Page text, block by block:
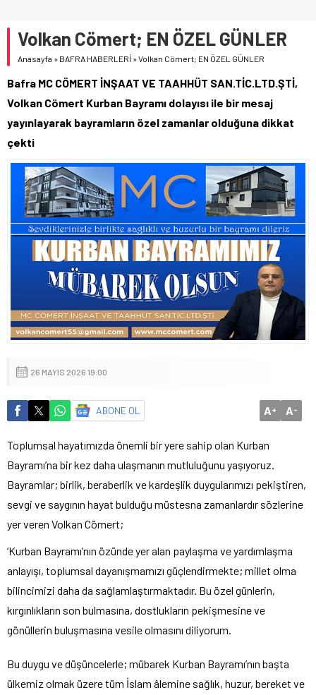
Volkan Cömert; EN ÖZEL GÜNLER
Anasayfa » BAFRA HABERLERİ »Volkan Cömert; EN ÖZEL GÜNLER
Bafra MC CÖMERT İNŞAAT VE TAAHHÜT SAN.TİC.LTD.ŞTİ,
Volkan Cömert Kurban Bayramı dolayısı ile bir mesaj
yayınlayarak bayramların özel zamanlar olduğuna dikkat
çekti
26 MAYIS 2026 19:00
ABONE OL A+ A-
Toplumsal hayatımızda önemli bir yere sahip olan Kurban
Bayramı’na bir kez daha ulaşmanın mutluluğunu yaşıyoruz.
Bayramlar; birlik, beraberlik ve kardeşlik duygularımızı pekiştiren,
sevgi ve saygının hayat bulduğu müstesna zamanlardır sözlerine
yer veren Volkan Cömert;
‘Kurban Bayramı’nın özünde yer alan paylaşma ve yardımlaşma
anlayışı, toplumsal dayanışmamızı güçlendirmekte; millet olma
bilincimizi daha da sağlamlaştırmaktadır. Bu özel günlerin,
kırgınlıkların son bulmasına, dostlukların pekişmesine ve
gönüllerin buluşmasına vesile olmasını diliyorum.
Bu duygu ve düşüncelerle; mübarek Kurban Bayramı’nın başta
ülkemiz olmak üzere tüm İslam âlemine sağlık, huzur, bereket ve